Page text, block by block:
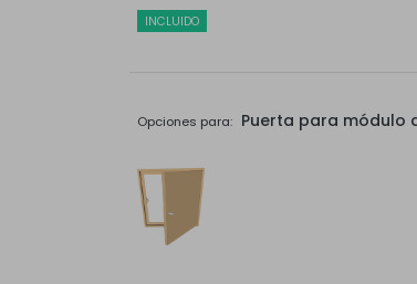
INCLUIDO
Opciones para: Puerta para módulo